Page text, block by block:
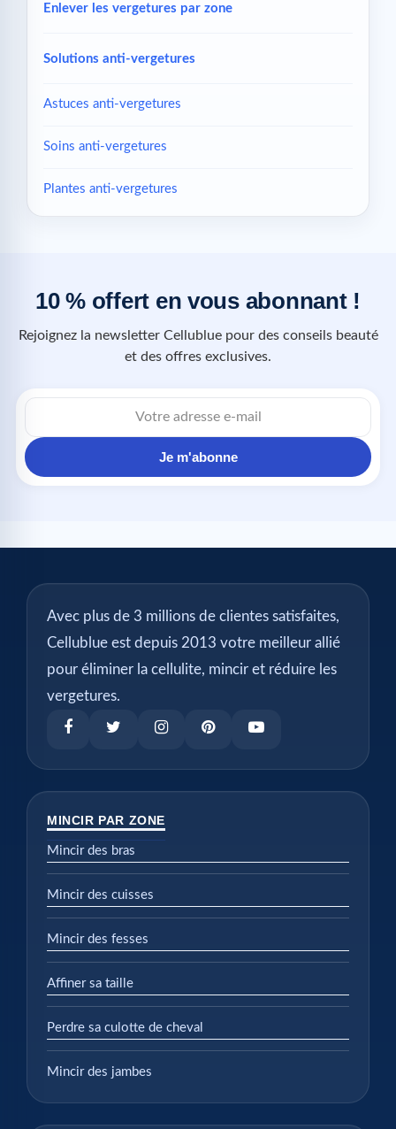
Enlever les vergetures par zone
Solutions anti-vergetures
Astuces anti-vergetures
Soins anti-vergetures
Plantes anti-vergetures
10 % offert en vous abonnant !
Rejoignez la newsletter Cellublue pour des conseils beauté
et des offres exclusives.
Je m'abonne
Avec plus de 3 millions de clientes satisfaites,
Cellublue est depuis 2013 votre meilleur allié
pour éliminer la cellulite, mincir et réduire les
vergetures.
MINCIR PAR ZONE
Mincir des bras
Mincir des cuisses
Mincir des fesses
Affiner sa taille
Perdre sa culotte de cheval
Mincir des jambes